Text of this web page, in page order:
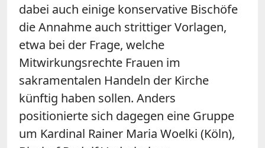
dabei auch einige konservative Bischöfe
die Annahme auch strittiger Vorlagen,
etwa bei der Frage, welche
Mitwirkungsrechte Frauen im
sakramentalen Handeln der Kirche
künftig haben sollen. Anders
positionierte sich dagegen eine Gruppe
um Kardinal Rainer Maria Woelki (Köln),